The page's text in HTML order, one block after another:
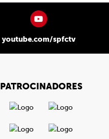
youtube.com/spfctv
PATROCINADORES